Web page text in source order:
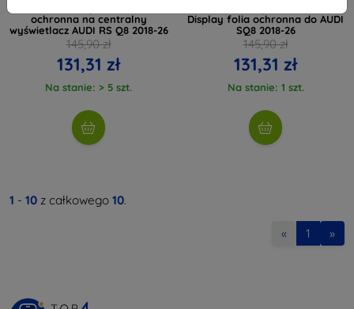
ochronna na centralny
wyświetlacz AUDI RS Q8 2018-26
145,90 zł
131,31 zł
Na stanie: > 5 szt.
Display folia ochronna do AUDI
SQ8 2018-26
145,90 zł
131,31 zł
Na stanie: 1 szt.
1 - 10 z całkowego 10.
« 1 »